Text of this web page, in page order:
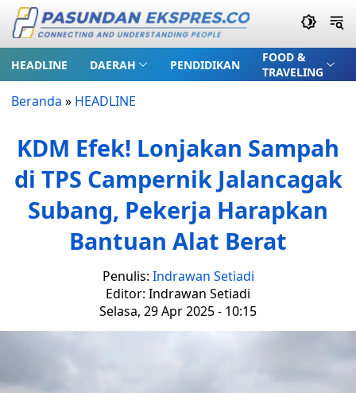
HEADLINE DAERAH PENDIDIKAN
FOOD &
TRAVELING
Beranda » HEADLINE
KDM Efek! Lonjakan Sampah
di TPS Campernik Jalancagak
Subang, Pekerja Harapkan
Bantuan Alat Berat
Penulis: Indrawan Setiadi
Editor: Indrawan Setiadi
Selasa, 29 Apr 2025 - 10:15